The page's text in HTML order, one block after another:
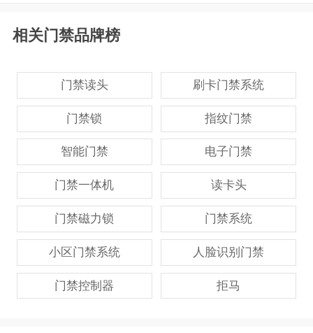
相关门禁品牌榜
门禁读头 刷卡门禁系统
门禁锁 指纹门禁
智能门禁 电子门禁
门禁一体机 读卡头
门禁磁力锁 门禁系统
小区门禁系统 人脸识别门禁
门禁控制器 拒马